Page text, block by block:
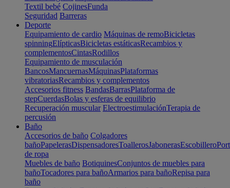
Textil bebé CojinesFunda
Seguridad Barreras
Deporte
Equipamiento de cardio Máquinas de remoBicicletas
spinningElípticasBicicletas estáticasRecambios y
complementosCintasRodillos
Equipamiento de musculación
BancosMancuernasMáquinasPlataformas
vibratoriasRecambios y complementos
Accesorios fitness BandasBarrasPlataforma de
stepCuerdasBolas y esferas de equilibrio
Recuperación muscular ElectroestimulaciónTerapia de
percusión
Baño
Accesorios de baño Colgadores
bañoPapelerasDispensadoresToallerosJabonerasEscobillero
de ropa
Muebles de baño BotiquinesConjuntos de muebles para
bañoTocadores para bañoArmarios para bañoRepisa para
baño